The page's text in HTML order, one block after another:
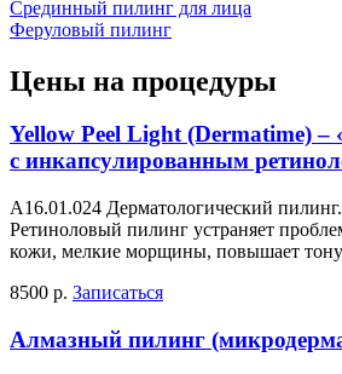
Срединный пилинг для лица
Феруловый пилинг
Цены на процедуры
Yellow Peel Light (Dermatime)
с инкапсулированным
A16.01.024 Дерматологический пилинг.
Ретиноловый пилинг устраняет
кожи, мелкие морщины, повышает
8500 р. Записаться
Алмазный пилинг